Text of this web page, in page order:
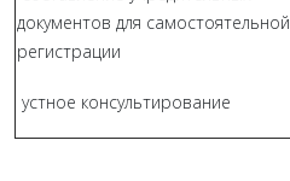
документов для самостоятельной
регистрации
устное консультирование